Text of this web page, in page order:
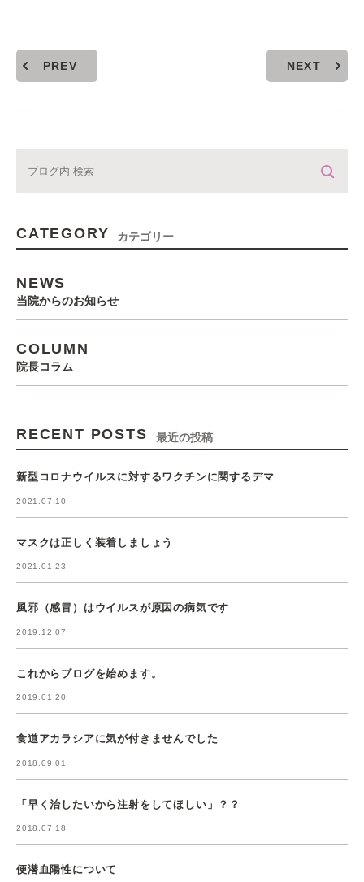
PREV NEXT
CATEGORY カテゴリー
NEWS
当院からのお知らせ
COLUMN
院長コラム
RECENT POSTS 最近の投稿
新型コロナウイルスに対するワクチンに関するデマ
2021.07.10
マスクは正しく装着しましょう
2021.01.23
風邪（感冒）はウイルスが原因の病気です
2019.12.07
これからブログを始めます。
2019.01.20
食道アカラシアに気が付きませんでした
2018.09.01
「早く治したいから注射をしてほしい」？？
2018.07.18
便潜血陽性について